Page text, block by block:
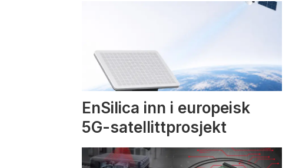
EnSilica inn i europeisk
5G-satellittprosjekt